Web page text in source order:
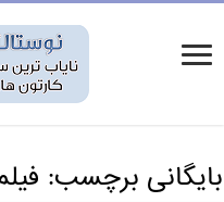
بایگانی برچسب: